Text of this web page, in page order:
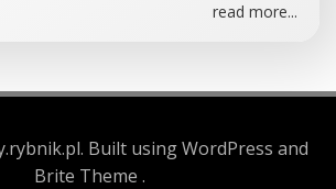
read more...
Built using WordPress and
Brite Theme .